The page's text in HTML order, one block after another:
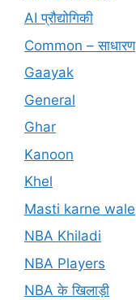
AI प्रौद्योगिकी
Common – साधारण
Gaayak
General
Ghar
Kanoon
Khel
Masti karne wale
NBA Khiladi
NBA Players
NBA के खिलाड़ी